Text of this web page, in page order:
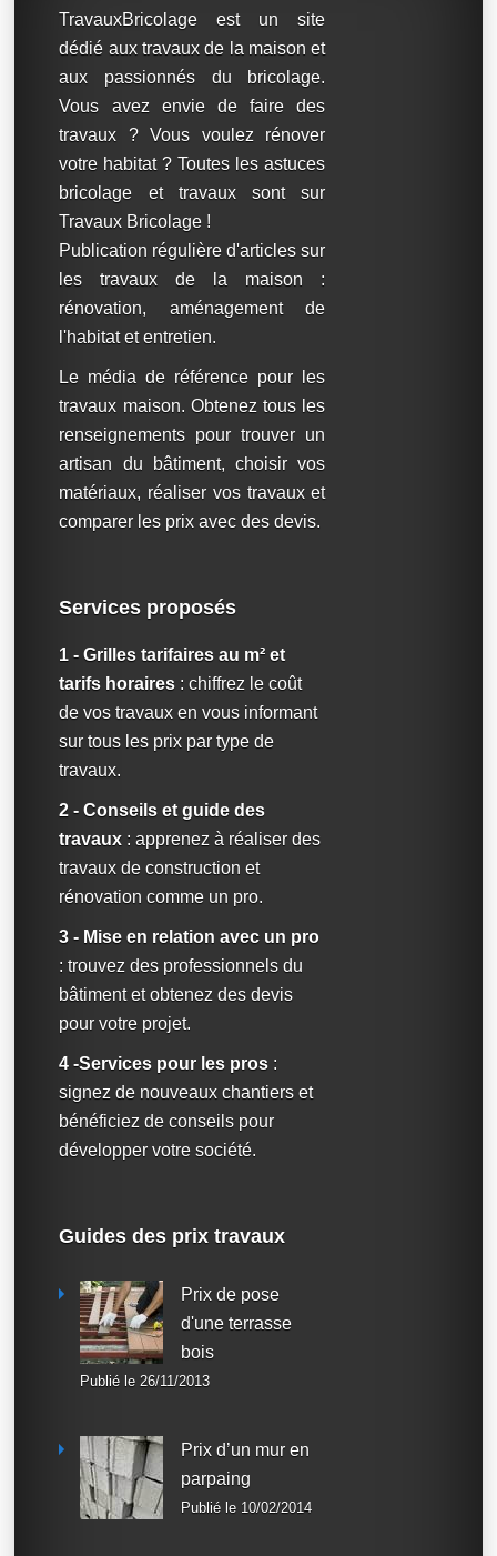
TravauxBricolage est un site
dédié aux travaux de la maison et
aux passionnés du bricolage.
Vous avez envie de faire des
travaux ? Vous voulez rénover
votre habitat ? Toutes les astuces
bricolage et travaux sont sur
Travaux Bricolage !
Publication régulière d'articles sur
les travaux de la maison :
rénovation, aménagement de
l'habitat et entretien.
Le média de référence pour les
travaux maison. Obtenez tous les
renseignements pour trouver un
artisan du bâtiment, choisir vos
matériaux, réaliser vos travaux et
comparer les prix avec des devis.
Services proposés
1 - Grilles tarifaires au m² et
tarifs horaires : chiffrez le coût
de vos travaux en vous informant
sur tous les prix par type de
travaux.
2 - Conseils et guide des
travaux : apprenez à réaliser des
travaux de construction et
rénovation comme un pro.
3 - Mise en relation avec un pro
: trouvez des professionnels du
bâtiment et obtenez des devis
pour votre projet.
4 -Services pour les pros :
signez de nouveaux chantiers et
bénéficiez de conseils pour
développer votre société.
Guides des prix travaux
Prix de pose
d'une terrasse
bois
Publié le 26/11/2013
Prix d’un mur en
parpaing
Publié le 10/02/2014